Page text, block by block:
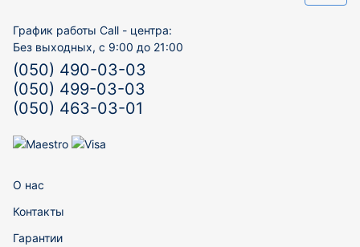
График работы Call - центра:
Без выходных, с 9:00 до 21:00
(050) 490-03-03
(050) 499-03-03
(050) 463-03-01
О нас
Контакты
Гарантии